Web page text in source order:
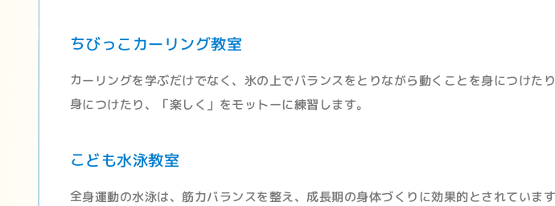
ちびっこカーリング教室
カーリングを学ぶだけでなく、氷の上でバランスをとりながら動くことを身につけた
身につけたり、「楽しく」をモットーに練習します。
こども水泳教室
全身運動の水泳は、筋力バランスを整え、成長期の身体づくりに効果的とされていま